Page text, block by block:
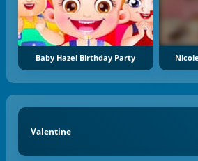
Baby Hazel Birthday Party
Valentine